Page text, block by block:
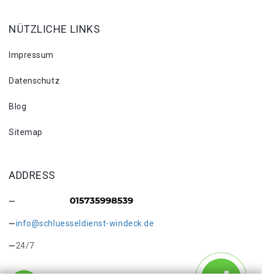
NÜTZLICHE LINKS
Impressum
Datenschutz
Blog
Sitemap
ADDRESS
info@schluesseldienst-windeck.de
24/7